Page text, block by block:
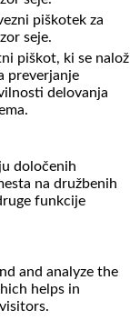
piškotek za
seje.
piškot, ki se
preverjanje
delovanja
določenih
na družbenih
funkcije
and analyze the
helps in